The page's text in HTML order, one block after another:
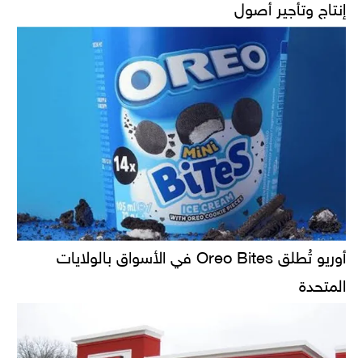
إنتاج وتأجير أصول
أوريو تُطلق Oreo Bites في الأسواق بالولايات
المتحدة